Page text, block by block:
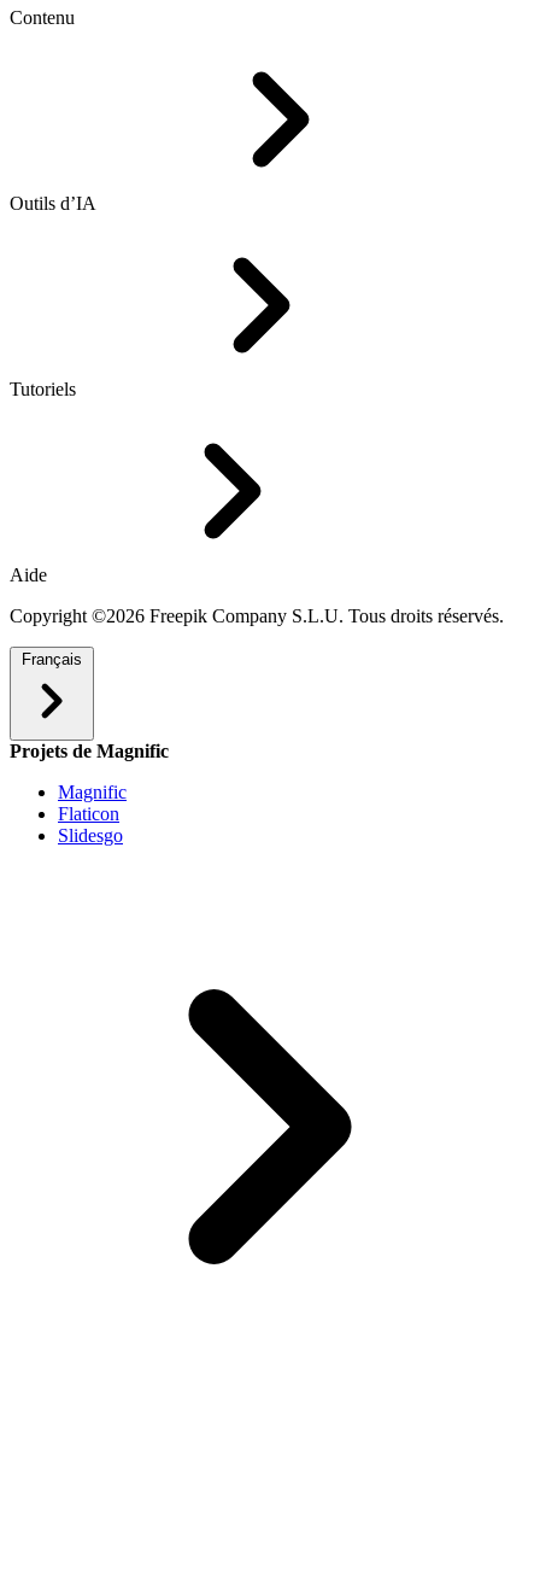
Contenu
Outils d’IA
Tutoriels
Aide
Copyright ©2026 Freepik Company S.L.U. Tous droits réservés.
Français
Projets de Magnific
Magnific
Flaticon
Slidesgo